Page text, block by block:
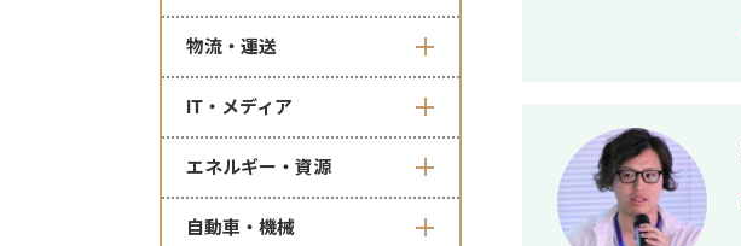
物流・運送
IT・メディア
エネルギー・資源
自動車・機械